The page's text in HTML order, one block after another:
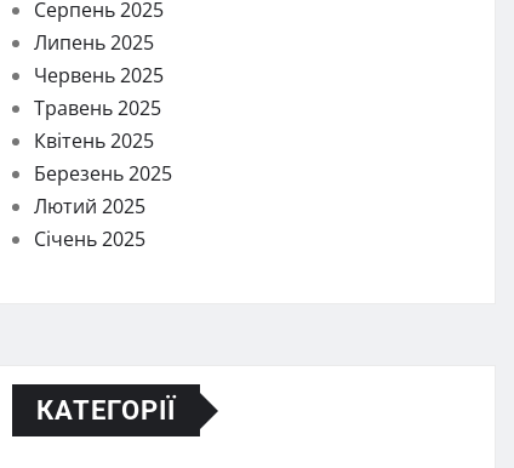
Серпень 2025
Липень 2025
Червень 2025
Травень 2025
Квітень 2025
Березень 2025
Лютий 2025
Січень 2025
КАТЕГОРІЇ